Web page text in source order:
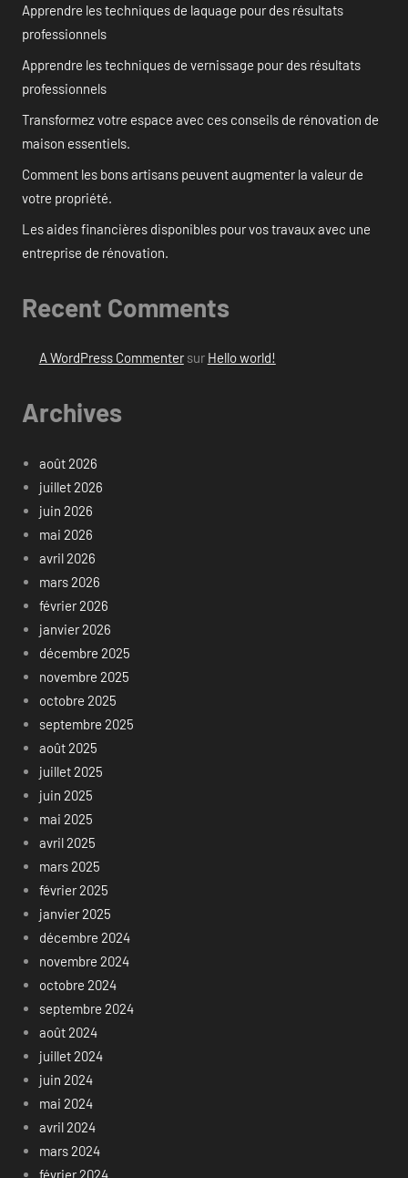
Apprendre les techniques de laquage pour des résultats
professionnels
Apprendre les techniques de vernissage pour des résultats
professionnels
Transformez votre espace avec ces conseils de rénovation de
maison essentiels.
Comment les bons artisans peuvent augmenter la valeur de
votre propriété.
Les aides financières disponibles pour vos travaux avec une
entreprise de rénovation.
Recent Comments
A WordPress Commentersur Hello world!
Archives
août 2026
juillet 2026
juin 2026
mai 2026
avril 2026
mars 2026
février 2026
janvier 2026
décembre 2025
novembre 2025
octobre 2025
septembre 2025
août 2025
juillet 2025
juin 2025
mai 2025
avril 2025
mars 2025
février 2025
janvier 2025
décembre 2024
novembre 2024
octobre 2024
septembre 2024
août 2024
juillet 2024
juin 2024
mai 2024
avril 2024
mars 2024
février 2024